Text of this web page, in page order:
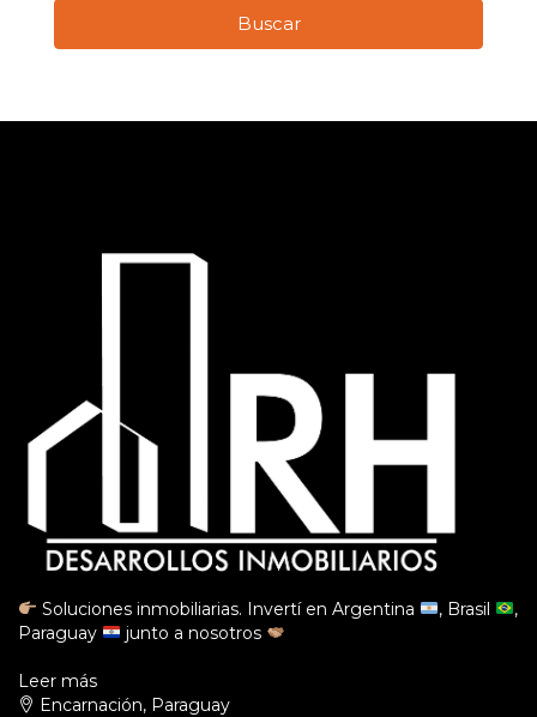
Buscar
Soluciones inmobiliarias. Invertí en Argentina , Brasil
,
Paraguay
junto a nosotros
Leer más
Encarnación, Paraguay